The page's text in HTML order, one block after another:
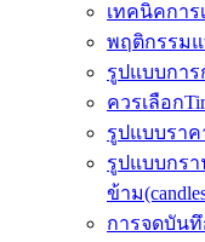
เทคนิคการ
พฤติกรรมแ
รูปแบบกา
ควรเลือก
รูปแบบราค
รูปแบบกร
ข้าม
การจดบันทึ